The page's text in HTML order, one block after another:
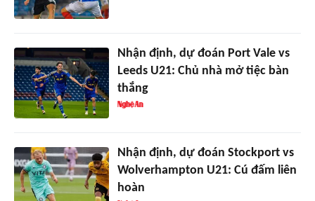
Nhận định, dự đoán Port Vale vs
Leeds U21: Chủ nhà mở tiệc bàn
thắng
Nhận định, dự đoán Stockport vs
Wolverhampton U21: Cú đấm liên
hoàn